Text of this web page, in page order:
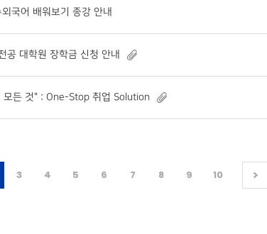
국어 배워보기 종강 안내
공 대학원 장학금 신청 안내
모든 것" : One-Stop 취업 Solution
3 4 5 6 7 8 9 10